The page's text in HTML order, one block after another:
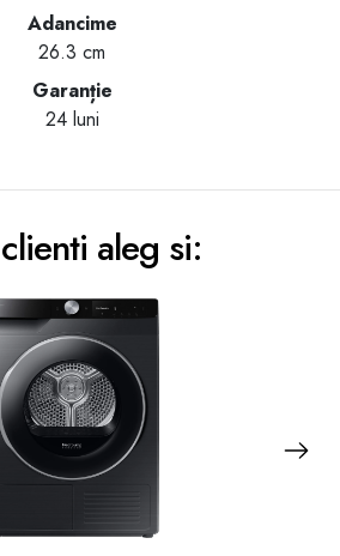
Adancime
26.3 cm
Garanție
24 luni
aleg si: